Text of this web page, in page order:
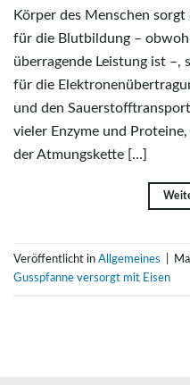
Körper des Menschen
für die Blutbildung –
überragende Leistung ist –,
für die
und den
vieler Enzyme und
der Atmungskette […]
Veröffentlicht in Allgemeines
Gusspfanne versorgt mit Eisen